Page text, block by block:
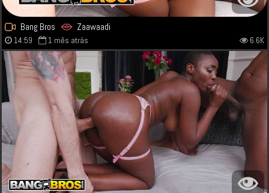
Bang Bros Zaawaadi
14:59 1 mês atrás 6.6K